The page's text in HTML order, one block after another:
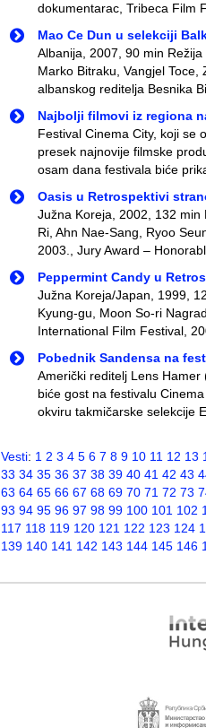
dokumentarac, Tribeca Film
Mao Ce Dun u selekciji
Albanija, 2007, 90 min
Marko Bitraku, Vangjel
albanskog reditelja Besnika
Najbolji filmovi iz regiona
Festival Cinema City, koji se
presek najnovije filmske
osam dana festivala biće
Oasis u Retrospektivi
Južna Koreja, 2002, 132 min
Ri, Ahn Nae-Sang, Ryoo
2003., Jury Award –
Peppermint Candy u
Južna Koreja/Japan, 1999,
Kyung-gu, Moon So-ri
International Film Festival,
Pobednik Sandensa na
Američki reditelj Lens Hamer
biće gost na festivalu
okviru takmičarske selekcije
Vesti: 1 2 3 4 5 6 7 8 9 10 11 12 13
33 34 35 36 37 38 39 40 41 42 43
63 64 65 66 67 68 69 70 71 72 73
93 94 95 96 97 98 99 100 101 102
117 118 119 120 121 122 123 124
139 140 141 142 143 144 145 146